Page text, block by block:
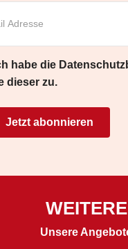
habe die
dieser zu.
Jetzt abonnieren
Unsere